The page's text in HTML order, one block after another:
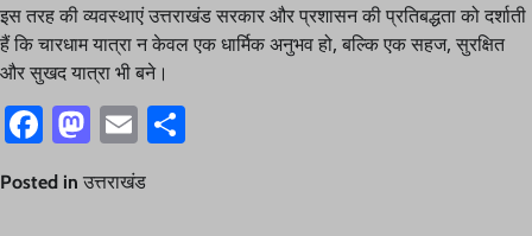
इस तरह की व्यवस्थाएं उत्तराखंड सरकार और प्रशासन की प्रतिबद्धता को दर्शाती
हैं कि चारधाम यात्रा न केवल एक धार्मिक अनुभव हो, बल्कि एक सहज, सुरक्षित
और सुखद यात्रा भी बने।
Facebook
Mastodon
Email
Posted in उत्तराखंड